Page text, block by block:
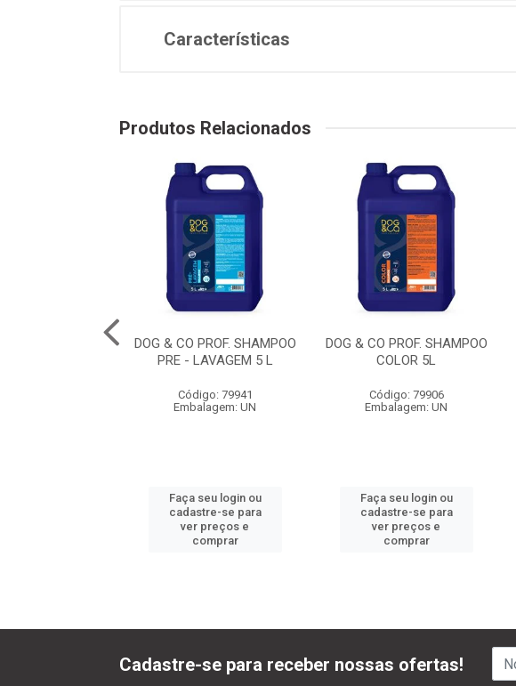
Características
Produtos Relacionados
DOG & CO PROF. SHAMPOO
PRE - LAVAGEM 5 L
Código: 79941
Embalagem: UN
Faça seu login ou
cadastre-se para
ver preços e
comprar
DOG & CO PROF. SHAMPOO
COLOR 5L
Código: 79906
Embalagem: UN
Faça seu login ou
cadastre-se para
ver preços e
comprar
Cadastre-se para receber nossas ofertas!